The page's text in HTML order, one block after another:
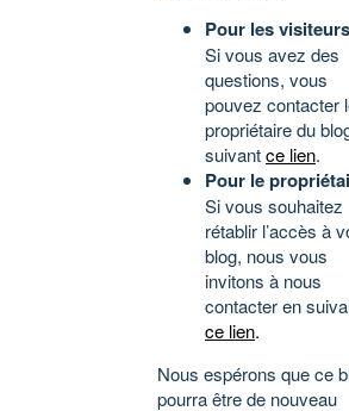
Pour les visiteurs
Si vous avez des
questions, vous
pouvez contacter
propriétaire du
suivantce lien.
Pour le
Si vous souhaitez
rétablir l’accès à
blog, nous vous
invitons à nous
contacter en
ce lien.
Nous espérons que ce
pourra être de nouveau